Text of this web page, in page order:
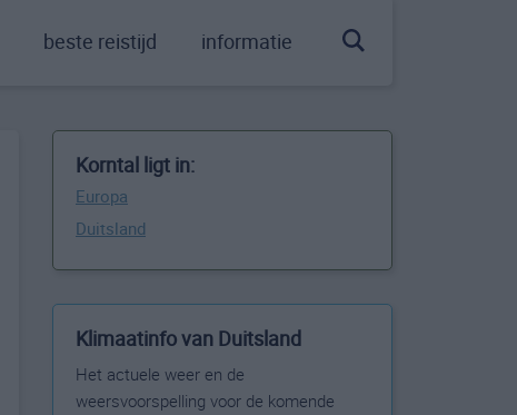
beste reistijd informatie
Korntal ligt in:
Europa
Duitsland
Klimaatinfo van Duitsland
Het actuele weer en de
weersvoorspelling voor de komende